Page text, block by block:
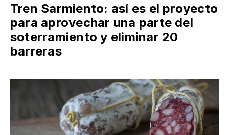
Tren Sarmiento: así es el proyecto
para aprovechar una parte del
soterramiento y eliminar 20
barreras